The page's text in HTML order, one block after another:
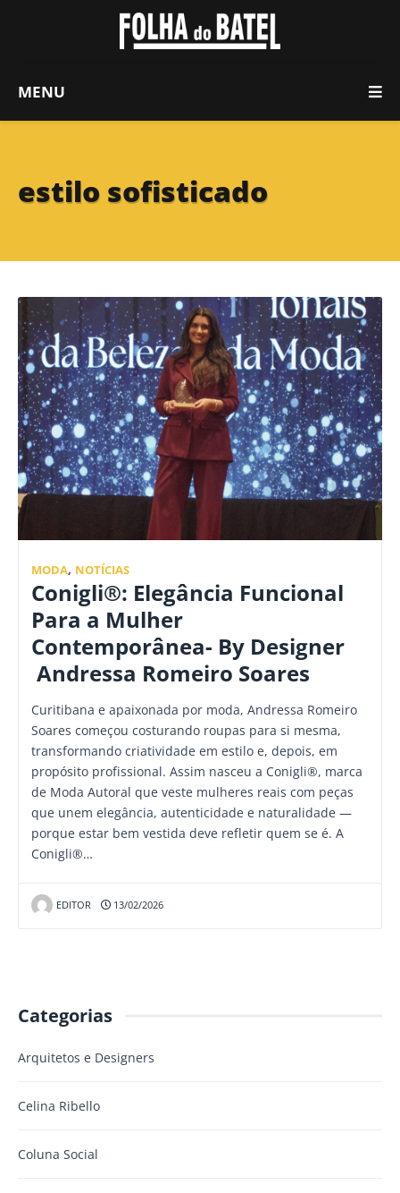
MENU
estilo sofisticado
MODA, NOTÍCIAS
Conigli®: Elegância Funcional
Para a Mulher
Contemporânea- By Designer
Andressa Romeiro Soares
Curitibana e apaixonada por moda, Andressa Romeiro
Soares começou costurando roupas para si mesma,
transformando criatividade em estilo e, depois, em
propósito profissional. Assim nasceu a Conigli®, marca
de Moda Autoral que veste mulheres reais com peças
que unem elegância, autenticidade e naturalidade —
porque estar bem vestida deve refletir quem se é. A
Conigli®…
EDITOR 13/02/2026
Categorias
Arquitetos e Designers
Celina Ribello
Coluna Social